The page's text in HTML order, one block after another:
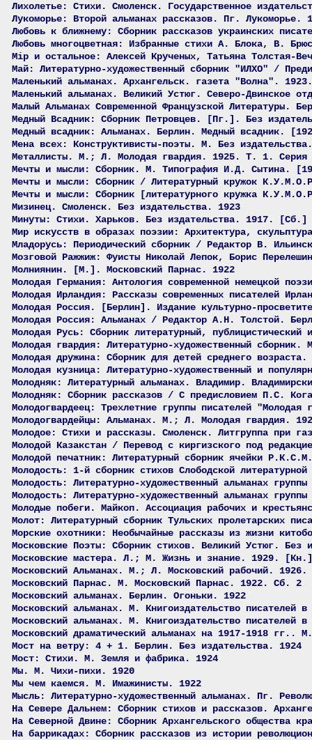
Лихолетье: Стихи. Смоленск. Государственное
Лукоморье: Второй альманах рассказов. Пг. Лукоморье.
Любовь к ближнему: Сборник рассказов украинских
Любовь многоцветная: Избранные стихи А. Блока, В.
Мiр и остальное: Алексей Крученых, Татьяна Толстая-
Май: Литературно-художественный сборник "ИЛХО" /
Маленький альманах. Архангельск. газета "Волна".
Маленький альманах. Великий Устюг. Северо-Двинское
Малый Альманах Современной Французской Литературы.
Медный Всадник: Сборник Петровцев. [Пг.]. Без
Медный всадник: Альманах. Берлин. Медный всадник.
Мена всех: Конструктивисты-поэты. М. Без
Металлисты. М.; Л. Молодая гвардия. 1925. Т. 1. Серия
Мечты и мысли: Сборник. М. Типография И.Д. Сытина.
Мечты и мысли: Сборник / Литературный кружок
Мечты и мысли: Сборник [литературного кружка
Мизинец. Смоленск. Без издательства. 1923
Минуты: Стихи. Харьков. Без издательства. 1917. [Сб.]
Мир искусств в образах поэзии: Архитектура,
Младорусь: Периодический сборник / Редактор В.
Мозговой Ражжиж: Фуисты Николай Лепок, Борис
Молниянин. [М.]. Московский Парнас. 1922
Молодая Германия: Антология современной немецкой
Молодая Ирландия: Рассказы современных писателей
Молодая Россия. [Берлин]. Издание культурно-
Молодая Россия: Альманах / Редактор А.Н. Толстой.
Молодая Русь: Сборник литературный,
Молодая гвардия: Литературно-художественный
Молодая дружина: Сборник для детей среднего
Молодая кузница: Литературно-художественный и
Молодняк: Литературный альманах. Владимир.
Молодняк: Сборник рассказов / С предисловием П.С.
Молодогвардеец: Трехлетние группы писателей
Молодогвардейцы: Альманах. М.; Л. Молодая гвардия.
Молодое: Стихи и рассказы. Смоленск. Литгруппа при
Молодой Казакстан / Перевод с киргизского под
Молодой печатник: Литературный сборник ячейки
Молодость: 1-й сборник стихов Слободской
Молодость: Литературно-художественный альманах
Молодость: Литературно-художественный альманах
Молодые побеги. Майкоп. Ассоциация рабочих и
Молот: Литературный сборник Тульских пролетарских
Морские охотники: Необычайные рассказы из жизни
Московские Поэты: Сборник стихов. Великий Устюг. Без
Московские мастера. Л.; М. Жизнь и знание. 1929.
Московский Альманах. М.; Л. Московский рабочий.
Московский Парнас. М. Московский Парнас. 1922. Сб. 2
Московский альманах. Берлин. Огоньки. 1922
Московский альманах. М. Книгоиздательство
Московский альманах. М. Книгоиздательство
Московский драматический альманах на 1917-1918 гг..
Мост на ветру: 4 + 1. Берлин. Без издательства. 1924
Мост: Стихи. М. Земля и фабрика. 1924
Мы. М. Чихи-пихи. 1920
Мы чем каемся. М. Имажинисты. 1922
Мысль: Литературно-художественный альманах. Пг.
На Севере Дальнем: Сборник стихов и рассказов.
На Северной Двине: Сборник Архангельского общества
На баррикадах: Сборник рассказов из истории